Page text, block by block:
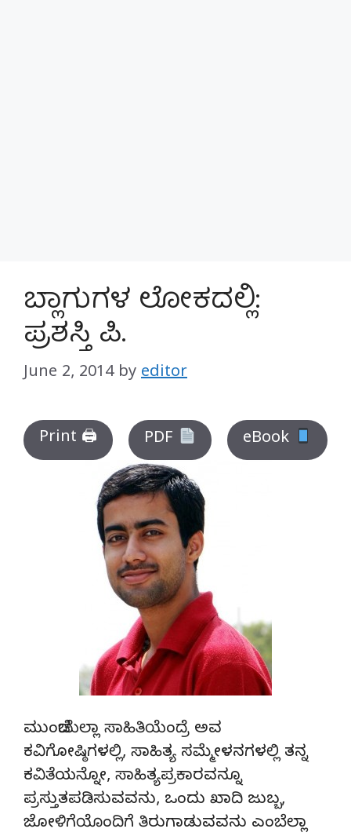
ಬ್ಲಾಗುಗಳ ಲೋಕದಲ್ಲಿ:
ಪ್ರಶಸ್ತಿ ಪಿ.
June 2, 2014 by editor
Print 🖨 PDF eBook
ಮುಂಚೆಯೆಲ್ಲಾ ಸಾಹಿತಿಯೆಂದ್ರೆ ಅವ
ಕವಿಗೋಷ್ಠಿಗಳಲ್ಲಿ, ಸಾಹಿತ್ಯ ಸಮ್ಮೇಳನಗಳಲ್ಲಿ ತನ್ನ
ಕವಿತೆಯನ್ನೋ, ಸಾಹಿತ್ಯಪ್ರಕಾರವನ್ನೂ
ಪ್ರಸ್ತುತಪಡಿಸುವವನು, ಒಂದು ಖಾದಿ ಜುಬ್ಬ,
ಜೋಳಿಗೆಯೊಂದಿಗೆ ತಿರುಗಾಡುವವನು ಎಂಬೆಲ್ಲಾ